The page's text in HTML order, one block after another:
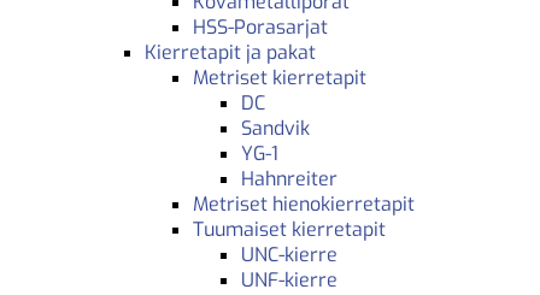
HSS-Porasarjat
Kierretapit ja pakat
Metriset kierretapit
DC
Sandvik
YG-1
Hahnreiter
Metriset hienokierretapit
Tuumaiset kierretapit
UNC-kierre
UNF-kierre